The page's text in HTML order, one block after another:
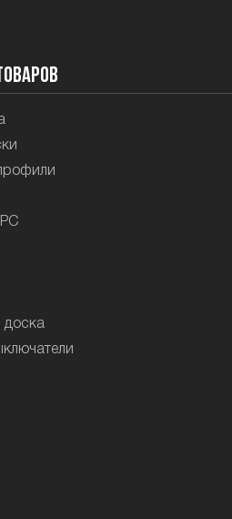
доска